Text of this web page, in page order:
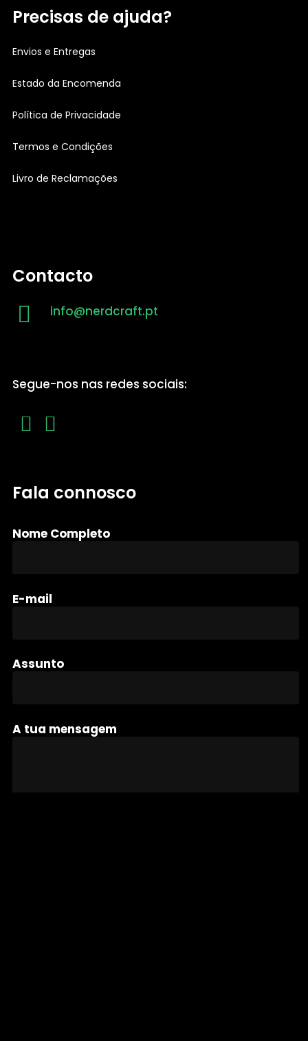
Precisas de ajuda?
Envios e Entregas
Estado da Encomenda
Política de Privacidade
Termos e Condições
Livro de Reclamações
Contacto
info@nerdcraft.pt
Segue-nos nas redes sociais:
Fala connosco
Nome Completo
E-mail
Assunto
A tua mensagem